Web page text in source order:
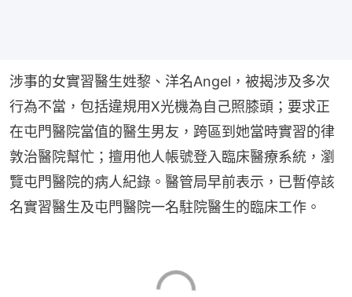
涉事的女實習醫生姓黎、洋名Angel，被揭涉及多次
行為不當，包括違規用X光機為自己照膝頭；要求正
在屯門醫院當值的醫生男友，跨區到她當時實習的律
敦治醫院幫忙；擅用他人帳號登入臨床醫療系統，瀏
覽屯門醫院的病人紀錄。醫管局早前表示，已暫停該
名實習醫生及屯門醫院一名駐院醫生的臨床工作。